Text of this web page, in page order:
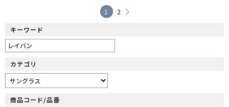
1 2
キーワード
カテゴリ
商品コード/品番